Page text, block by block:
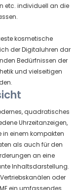
etc. individuell an die
kosmetische
der Digitaluhren dar
Bedürfnissen der
und vielseitigen
quadratisches
Uhrzeitanzeigen,
in einem kompakten
als auch für den
an eine
Inhaltsdarstellung.
oder
ein umfassendes